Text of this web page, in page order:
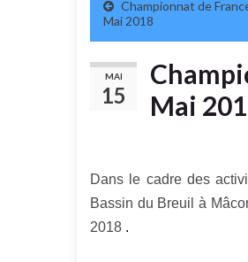
Championnat de
Mai 2018
MAI
15
Mai
Dans le cadre des
Bassin du Breuil à
2018 .